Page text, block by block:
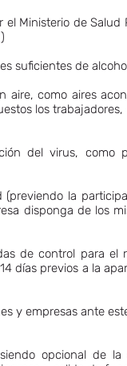
Ministerio de Salud
suficientes de
como aires
los trabajadores,
del virus, como
la
disponga de los
de control para el
días previos a la
y empresas ante
opcional de la